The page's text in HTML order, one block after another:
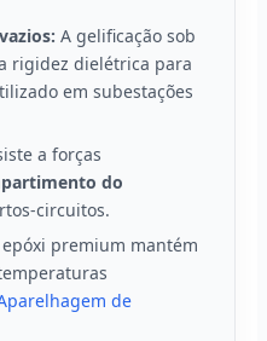
A gelificação sob
rigidez dielétrica para
em subestações
a forças
do
circuitos.
epóxi premium mantém
de